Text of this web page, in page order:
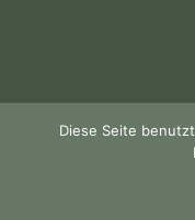
Diese Seite